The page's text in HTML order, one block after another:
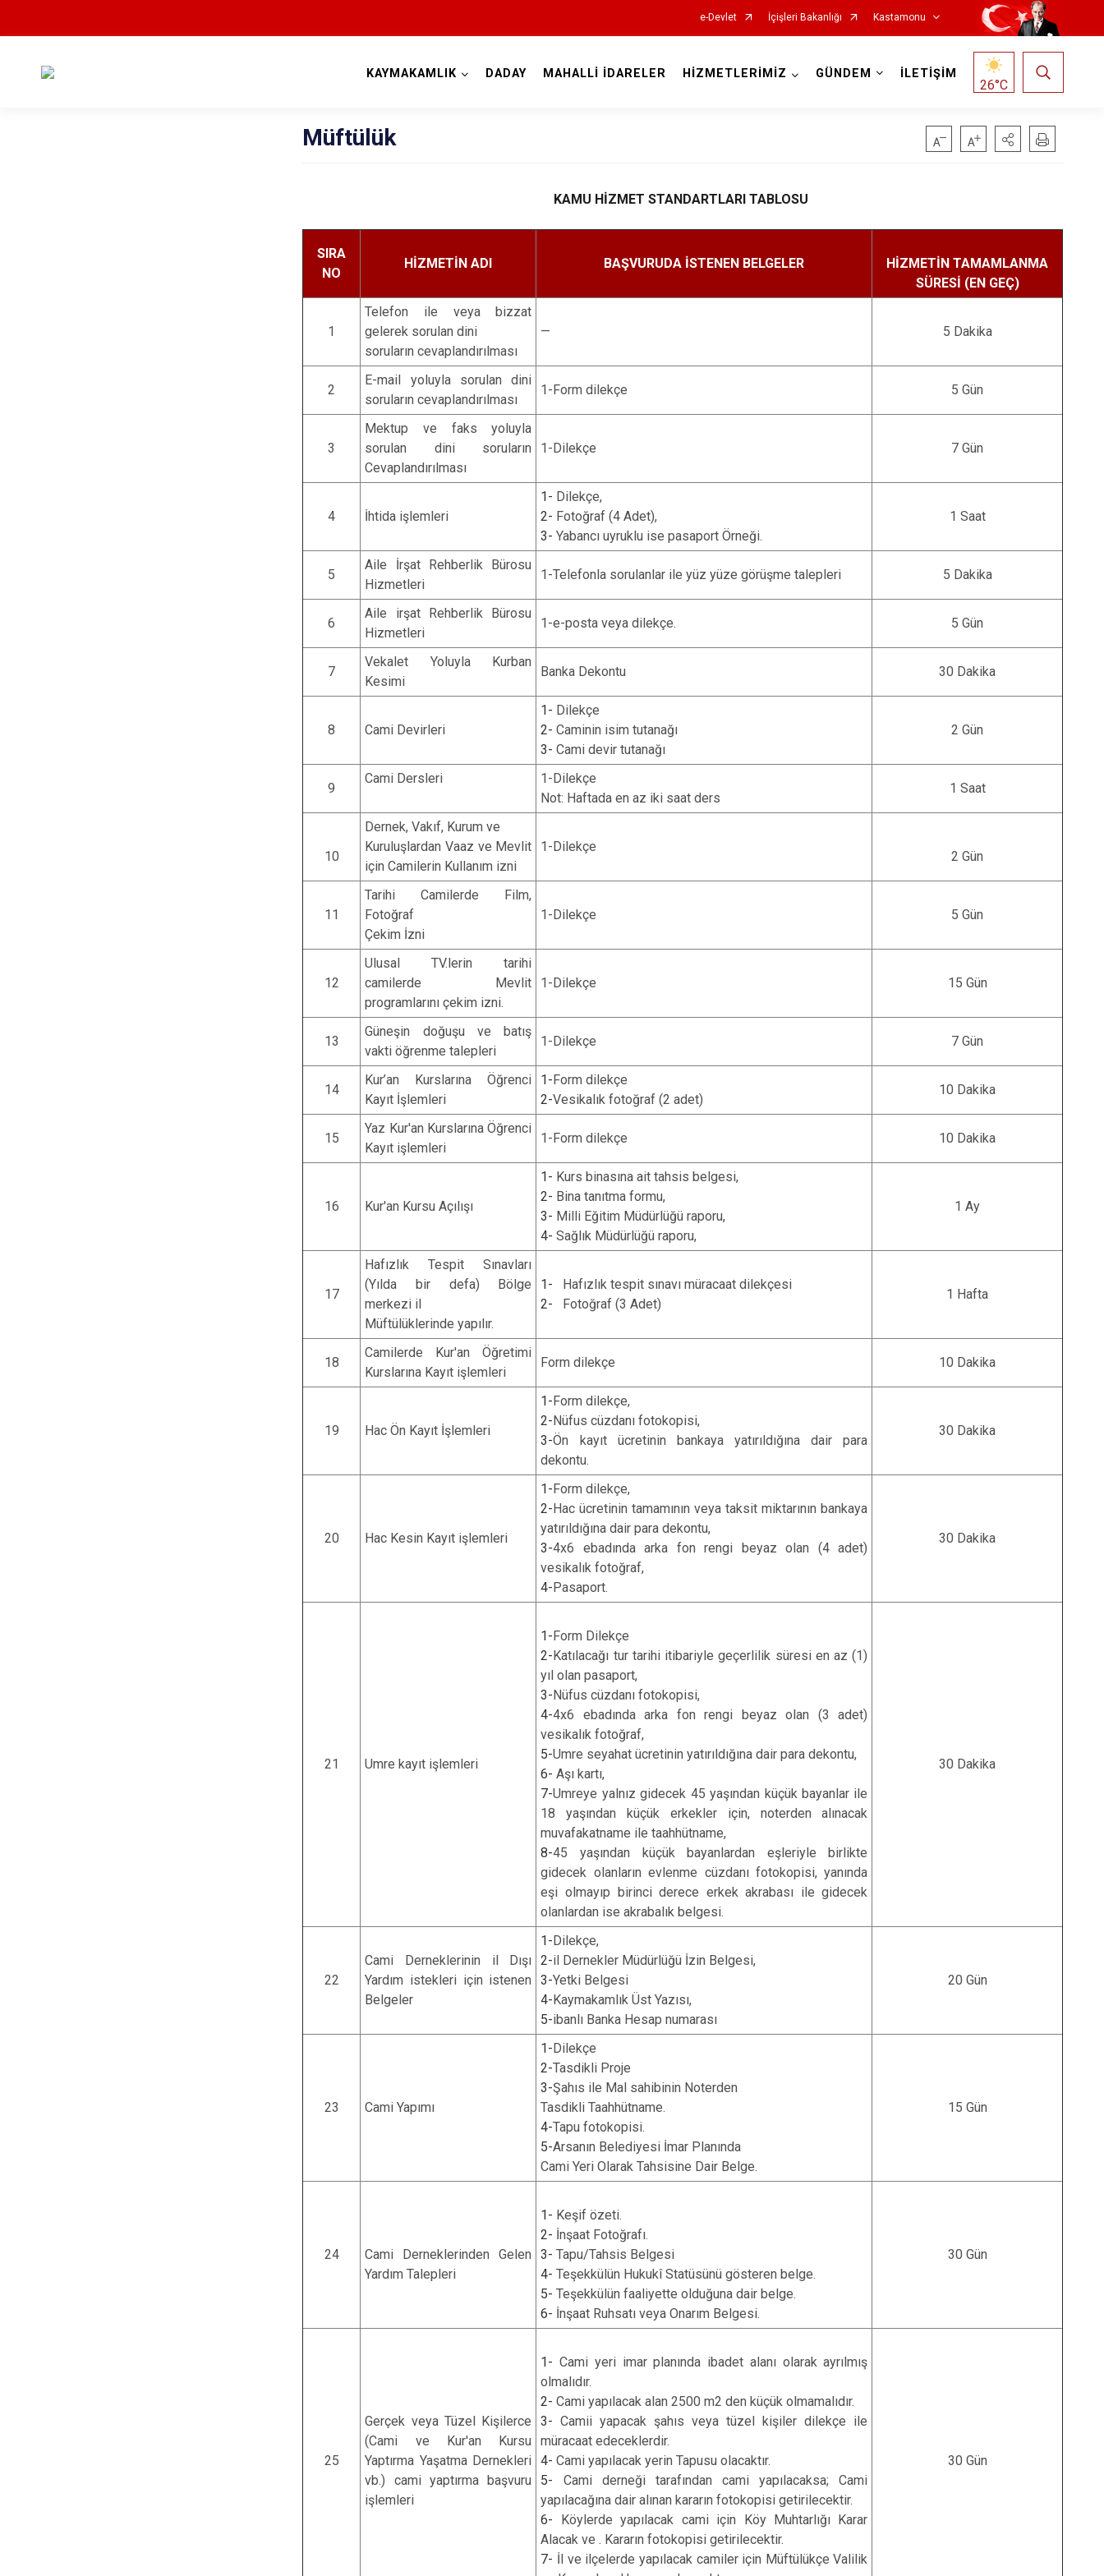
e-Devlet İçişleri Bakanlığı Kastamonu
Araç
Azdavay
Daday
İnebolu
Küre
Taşköprü
KAYMAKAMLIK DADAY MAHALLİ İDARELER HİZMETLERİMİZ GÜNDEM İLETİŞİM
26°C
Müftülük
KAMU HİZMET STANDARTLARI TABLOSU
SIRA
NO
HİZMETİN ADI BAŞVURUDA İSTENEN BELGELER
HİZMETİN TAMAMLANMA
SÜRESİ (EN GEÇ)
1
Telefon ile veya bizzat
gelerek sorulan dini
soruların cevaplandırılması
— 5 Dakika
2
E-mail yoluyla sorulan dini
soruların cevaplandırılması
1-Form dilekçe 5 Gün
3
Mektup ve faks yoluyla
sorulan dini soruların
Cevaplandırılması
1-Dilekçe 7 Gün
4 İhtida işlemleri
1- Dilekçe,
2- Fotoğraf (4 Adet),
3-Yabancı uyruklu ise pasaport Örneği.
1 Saat
5
Aile İrşat Rehberlik Bürosu
Hizmetleri
1-Telefonla sorulanlar ile yüz yüze görüşme talepleri 5 Dakika
6
Aile irşat Rehberlik Bürosu
Hizmetleri
1-e-posta veya dilekçe. 5 Gün
7
Vekalet Yoluyla Kurban
Kesimi
Banka Dekontu 30 Dakika
8 Cami Devirleri
1- Dilekçe
2-Caminin isim tutanağı
3-Cami devir tutanağı
2 Gün
9
Cami Dersleri
1-Dilekçe
Not: Haftada en az iki saat ders
1 Saat
10
Dernek, Vakıf, Kurum ve
Kuruluşlardan Vaaz ve Mevlit
için Camilerin Kullanım izni
1-Dilekçe
2 Gün
11
Tarihi Camilerde Film,
Fotoğraf
Çekim İzni
1-Dilekçe 5 Gün
12
Ulusal TV.lerin tarihi
camilerde Mevlit
programlarını çekim izni.
1-Dilekçe 15 Gün
13
Güneşin doğuşu ve batış
vakti öğrenme talepleri
1-Dilekçe 7 Gün
14
Kur’an Kurslarına Öğrenci
Kayıt İşlemleri
1-Form dilekçe
2-Vesikalık fotoğraf (2 adet)
10 Dakika
15
Yaz Kur'an Kurslarına Öğrenci
Kayıt işlemleri
1-Form dilekçe 10 Dakika
16 Kur'an Kursu Açılışı
1- Kurs binasına ait tahsis belgesi,
2- Bina tanıtma formu,
3- Milli Eğitim Müdürlüğü raporu,
4-Sağlık Müdürlüğü raporu,
1 Ay
17
Hafızlık Tespit Sınavları
(Yılda bir defa) Bölge
merkezi il
Müftülüklerinde yapılır.
1- Hafızlık tespit sınavı müracaat dilekçesi
2- Fotoğraf (3 Adet)
1 Hafta
18
Camilerde Kur'an Öğretimi
Kurslarına Kayıt işlemleri
Form dilekçe 10 Dakika
19 Hac Ön Kayıt İşlemleri
1-Form dilekçe,
2-Nüfus cüzdanı fotokopisi,
3-Ön kayıt ücretinin bankaya yatırıldığına dair para
dekontu.
30 Dakika
20 Hac Kesin Kayıt işlemleri
1-Form dilekçe,
2-Hac ücretinin tamamının veya taksit miktarının bankaya
yatırıldığına dair para dekontu,
3-4x6 ebadında arka fon rengi beyaz olan (4 adet)
vesikalık fotoğraf,
4-Pasaport.
30 Dakika
21 Umre kayıt işlemleri
1-Form Dilekçe
2-Katılacağı tur tarihi itibariyle geçerlilik süresi en az (1)
yıl olan pasaport,
3-Nüfus cüzdanı fotokopisi,
4-4x6 ebadında arka fon rengi beyaz olan (3 adet)
vesikalık fotoğraf,
5-Umre seyahat ücretinin yatırıldığına dair para dekontu,
6-Aşı kartı,
7-Umreye yalnız gidecek 45 yaşından küçük bayanlar ile
18 yaşından küçük erkekler için, noterden alınacak
muvafakatname ile taahhütname,
8-45 yaşından küçük bayanlardan eşleriyle birlikte
gidecek olanların evlenme cüzdanı fotokopisi, yanında
eşi olmayıp birinci derece erkek akrabası ile gidecek
olanlardan ise akrabalık belgesi.
30 Dakika
22
Cami Derneklerinin il Dışı
Yardım istekleri için istenen
Belgeler
1-Dilekçe,
2-il Dernekler Müdürlüğü İzin Belgesi,
3-Yetki Belgesi
4-Kaymakamlık Üst Yazısı,
5-ibanlı Banka Hesap numarası
20 Gün
23 Cami Yapımı
1-Dilekçe
2-Tasdikli Proje
3-Şahıs ile Mal sahibinin Noterden
Tasdikli Taahhütname.
4-Tapu fotokopisi.
5-Arsanın Belediyesi İmar Planında
Cami Yeri Olarak Tahsisine Dair Belge.
15 Gün
24
Cami Derneklerinden Gelen
Yardım Talepleri
1- Keşif özeti.
2- İnşaat Fotoğrafı.
3-Tapu/Tahsis Belgesi
4-Teşekkülün Hukukî Statüsünü gösteren belge.
5-Teşekkülün faaliyette olduğuna dair belge.
6- İnşaat Ruhsatı veya Onarım Belgesi.
30 Gün
25
Gerçek veya Tüzel Kişilerce
(Cami ve Kur'an Kursu
Yaptırma Yaşatma Dernekleri
vb.) cami yaptırma başvuru
işlemleri
1-Cami yeri imar planında ibadet alanı olarak ayrılmış
olmalıdır.
2-Cami yapılacak alan 2500 m2 den küçük olmamalıdır.
3-Camii yapacak şahıs veya tüzel kişiler dilekçe ile
müracaat edeceklerdir.
4-Cami yapılacak yerin Tapusu olacaktır.
5- Cami derneği tarafından cami yapılacaksa; Cami
yapılacağına dair alınan kararın fotokopisi getirilecektir.
6- Köylerde yapılacak cami için Köy Muhtarlığı Karar
Alacak ve . Kararın fotokopisi getirilecektir.
7- İl ve ilçelerde yapılacak camiler için Müftülükçe Valilik
30 Gün